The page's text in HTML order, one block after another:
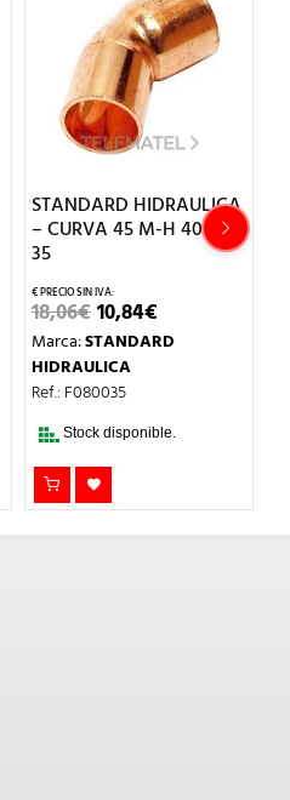
STANDARD HIDRAULICA
– CURVA 45 M-H 40 Cu
35
18,06€EL
PRECIO
ORIGINAL
ERA:
18,06€.
10,84€PRECIO
ACTUAL
Marca:STANDARD
HIDRAULICA
Ref.: F080035
Stock disponible.